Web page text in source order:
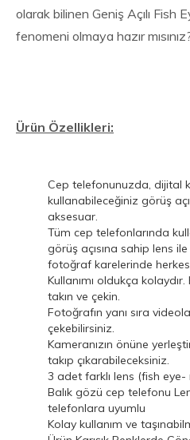
olarak bilinen Geniş Açılı Fish
fenomeni olmaya hazır
Ürün Özellikleri:
Cep telefonunuzda, dijital
kullanabileceğiniz görüş
aksesuar.
Tüm cep telefonlarında
görüş açısına sahip lens
fotoğraf karelerinde
Kullanımı oldukça kolaydır.
takın ve çekin.
Fotoğrafın yanı sıra
çekebilirsiniz.
Kameranızın önüne
takıp çıkarabileceksiniz.
3 adet farklı lens (fish
Balık gözü cep telefonu
telefonlara uyumlu
Kolay kullanım ve